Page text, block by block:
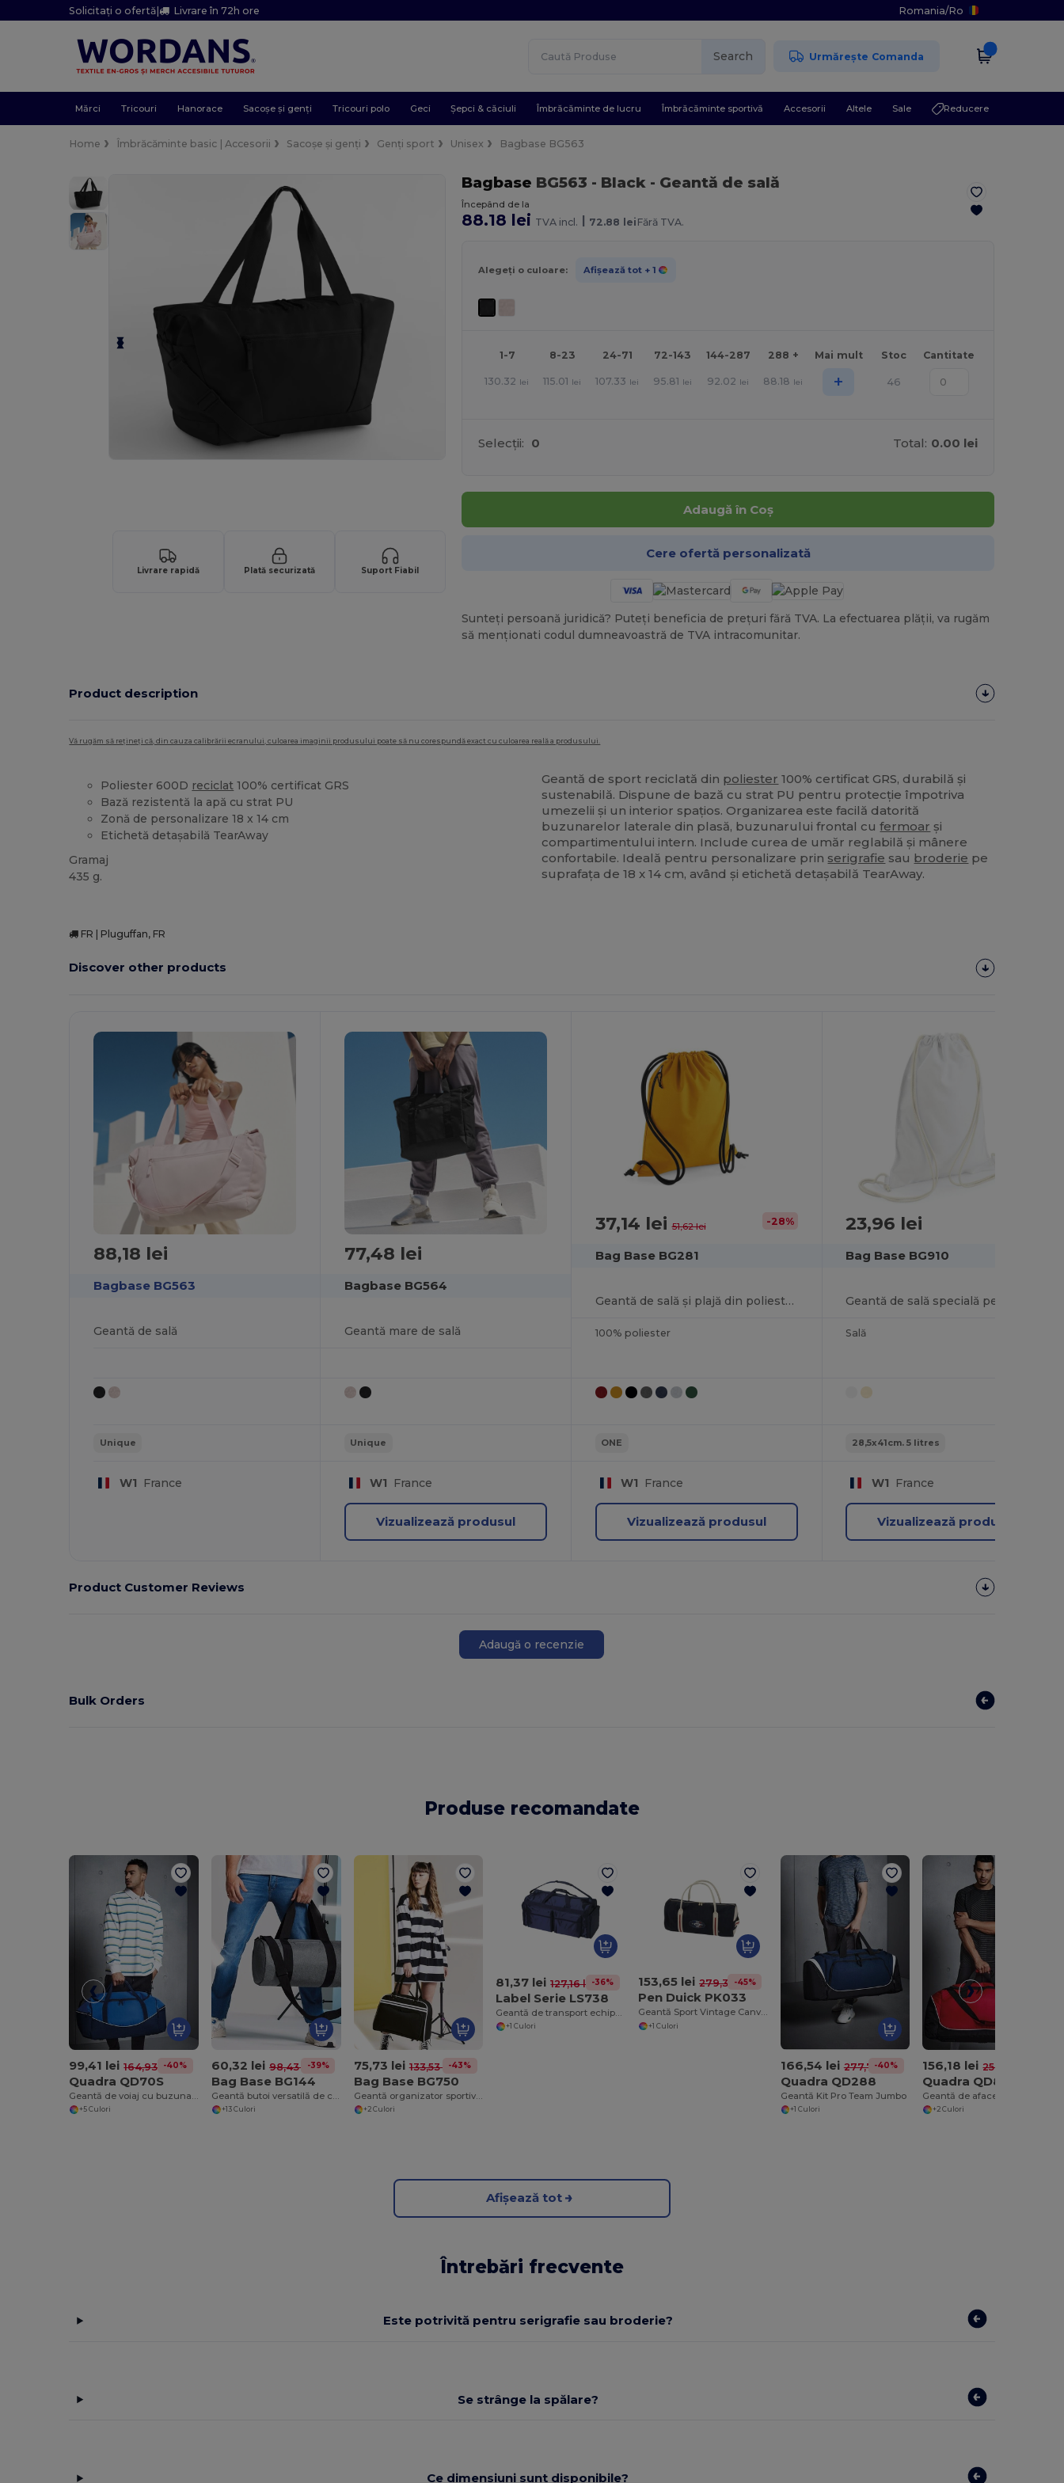
Solicitați o ofertă| Livrare în 72h ore Romania/Ro
Search Urmărește Comanda
Mărci Tricouri Hanorace Sacoșe și genți Tricouri polo Geci Șepci & căciuli Îmbrăcăminte de lucru Îmbrăcăminte sportivă Accesorii Altele Sale Reducere
Home Îmbrăcăminte basic | Accesorii Sacoșe și genți Genți sport Unisex Bagbase BG563
Livrare rapidă Plată securizată Suport Fiabil
Bagbase BG563 - Black- Geantă de sală
Începând de la
88.18 lei TVA incl. | 72.88 lei Fără TVA.
Alegeți o culoare: Afișează tot + 1
1-7 8-23 24-71 72-143 144-287 288 + Mai mult Stoc Cantitate
130.32 lei 115.01 lei 107.33 lei 95.81 lei 92.02 lei 88.18 lei + 46
Selecții: 0 Total: 0.00 lei
Adaugă în Coș
Cere ofertă personalizată
Sunteți persoană juridică? Puteți beneficia de prețuri fără TVA. La efectuarea plății, va rugăm
să menționati codul dumneavoastră de TVA intracomunitar.
Product description
Vă rugăm să rețineți că, din cauza calibrării ecranului, culoarea imaginii produsului poate să nu corespundă exact cu culoarea reală a produsului.
Poliester 600D reciclat 100% certificat GRS
Bază rezistentă la apă cu strat PU
Zonă de personalizare 18 x 14 cm
Etichetă detașabilă TearAway
Gramaj
435 g.
Geantă de sport reciclată din poliester 100% certificat GRS, durabilă și
sustenabilă. Dispune de bază cu strat PU pentru protecție împotriva
umezelii și un interior spațios. Organizarea este facilă datorită
buzunarelor laterale din plasă, buzunarului frontal cufermoar și
compartimentului intern. Include curea de umăr reglabilă și mânere
confortabile. Ideală pentru personalizare prin serigrafie sau broderie pe
suprafața de 18 x 14 cm, având și etichetă detașabilă TearAway.
FR | Pluguffan, FR
Discover other products
88,18 lei
Bagbase BG563
Geantă de sală
Unique
W1 France
77,48 lei
Bagbase BG564
Geantă mare de sală
Unique
W1 France
Vizualizează produsul
37,14 lei51,62 lei -28%
Bag Base BG281
Geantă de sală și plajă din poliester reciclat ecologic
100% poliester
ONE
W1 France
Vizualizează produsul
23,96 lei
Bag Base BG910
Sală
28,5x41cm. 5 litres
W1 France
Vizualizează produsul
Product Customer Reviews
Adaugă o recenzie
Bulk Orders
Produse recomandate
99,41 lei 164,93 lei-40%
Quadra QD70S
+5 Culori
60,32 lei 98,43 lei-39%
Bag Base BG144
+13 Culori
75,73 lei 133,53 lei-43%
Bag Base BG750
Geantă organizator sportiv versatil pentru sală și Bag Base Bowling.
+2 Culori
81,37 lei 127,16 lei-36%
Label Serie LS738
Geantă de transport echipamente din nylon versatilă
+1 Culori
153,65 lei 279,31 lei
-45%
Pen Duick PK033
Geantă Sport Vintage Canvas
+1 Culori
166,54 lei 277,71 lei
-40%
Quadra QD288
Geantă Kit Pro Team Jumbo
+1 Culori
156,18 lei 259,62 lei
Quadra QD88S
+2 Culori
Afișează tot
Întrebări frecvente
Este potrivită pentru serigrafie sau broderie?
Se strânge la spălare?
Ce dimensiuni sunt disponibile?